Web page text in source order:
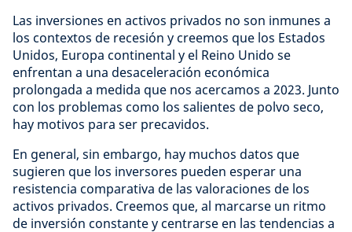
Las inversiones en activos privados no son inmunes a
los contextos de recesión y creemos que los Estados
Unidos, Europa continental y el Reino Unido se
enfrentan a una desaceleración económica
prolongada a medida que nos acercamos a 2023. Junto
con los problemas como los salientes de polvo seco,
hay motivos para ser precavidos.
En general, sin embargo, hay muchos datos que
sugieren que los inversores pueden esperar una
resistencia comparativa de las valoraciones de los
activos privados. Creemos que, al marcarse un ritmo
de inversión constante y centrarse en las tendencias a